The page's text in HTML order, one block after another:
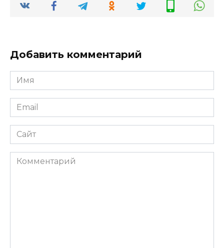
Добавить комментарий
Имя
*
Email
*
Сайт
Комментарий